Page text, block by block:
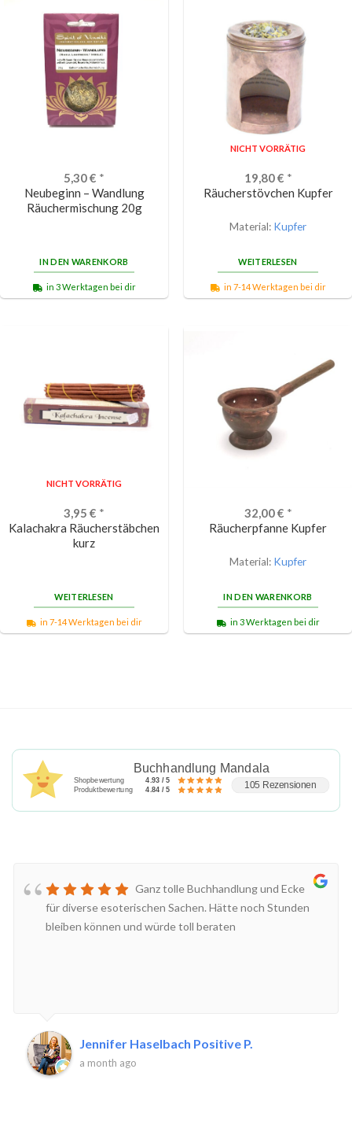
5,30€ *
Neubeginn – Wandlung
Räuchermischung 20g
IN DEN WARENKORB
in 3 Werktagen bei dir
NICHT VORRÄTIG
19,80€ *
Räucherstövchen Kupfer
Material: Kupfer
WEITERLESEN
in 7-14 Werktagen bei dir
NICHT VORRÄTIG
3,95 € *
Kalachakra Räucherstäbchen
kurz
WEITERLESEN
in 7-14 Werktagen bei dir
32,00€ *
Räucherpfanne Kupfer
Material: Kupfer
IN DEN WARENKORB
in 3 Werktagen bei dir
Buchhandlung Mandala
Shopbewertung 4.93 / 5
Produktbewertung 4.84 / 5 105 Rezensionen
Ganz tolle Buchhandlung und Ecke
für diverse esoterischen Sachen. Hätte noch Stunden
bleiben können und würde toll beraten
Jennifer Haselbach Positive P.
a month ago